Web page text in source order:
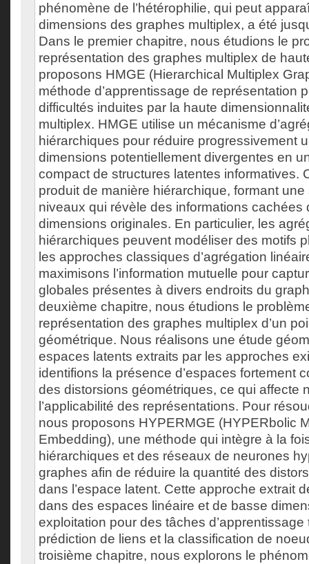
phénomène de l’hétérophilie, qui peut
dimensions des graphes multiplex, a été
Dans le premier chapitre, nous étudions le
représentation des graphes multiplex de
proposons HMGE (Hierarchical Multiplex
méthode d’apprentissage de représentation
difficultés induites par la haute
multiplex. HMGE utilise un mécanisme
hiérarchiques pour réduire progressivement
dimensions potentiellement divergentes en
compact de structures latentes informatives.
produit de manière hiérarchique, formant
niveaux qui révèle des informations cachées
dimensions originales. En particulier, les
hiérarchiques peuvent modéliser des motifs
les approches classiques d’agrégation
maximisons l’information mutuelle pour
globales présentes à divers endroits du
deuxième chapitre, nous étudions le
représentation des graphes multiplex d’un
géométrique. Nous réalisons une étude
espaces latents extraits par les approches
identifions la présence d’espaces fortement
des distorsions géométriques, ce qui affecte
l’applicabilité des représentations. Pour
nous proposons HYPERMGE (HYPERbolic
Embedding), une méthode qui intègre à la
hiérarchiques et des réseaux de neurones
graphes afin de réduire la quantité des
dans l’espace latent. Cette approche extrait
dans des espaces linéaire et de basse
exploitation pour des tâches d’apprentissage
prédiction de liens et la classification de
troisième chapitre, nous explorons le